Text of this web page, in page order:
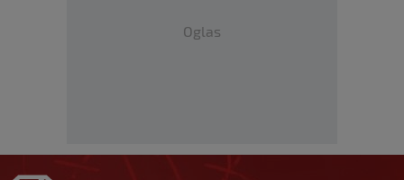
Oglas